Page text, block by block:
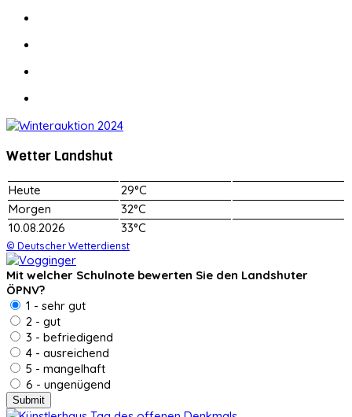
Wetter Landshut
Heute
29°C
Morgen
32°C
10.08.2026
33°C
© Deutscher Wetterdienst
Mit welcher Schulnote bewerten Sie den Landshuter
ÖPNV?
1 - sehr gut
2 - gut
3 - befriedigend
4 - ausreichend
5 - mangelhaft
6 - ungenügend